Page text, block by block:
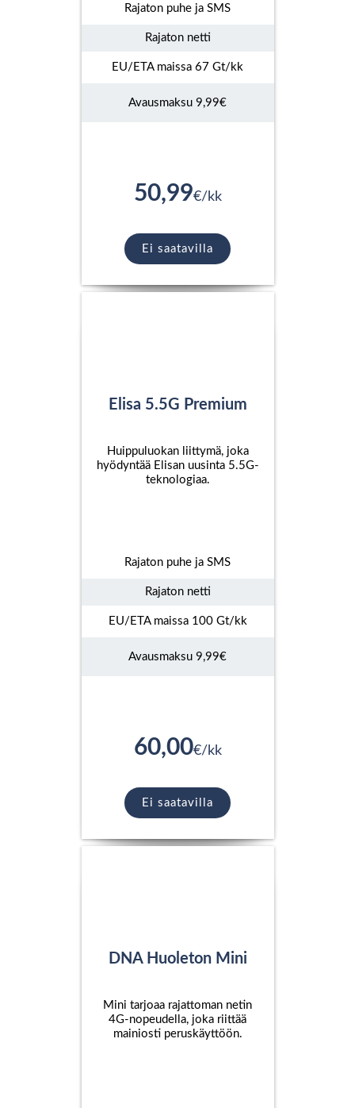
Rajaton puhe ja SMS
Rajaton netti
EU/ETA maissa 67 Gt/kk
Avausmaksu 9,99€
50,99€/kk
Ei saatavilla
Elisa 5.5G Premium
Huippuluokan liittymä, joka
hyödyntää Elisan uusinta 5.5G-
teknologiaa.
Rajaton puhe ja SMS
Rajaton netti
EU/ETA maissa 100 Gt/kk
Avausmaksu 9,99€
60,00€/kk
Ei saatavilla
DNA Huoleton Mini
Mini tarjoaa rajattoman netin
4G-nopeudella, joka riittää
mainiosti peruskäyttöön.